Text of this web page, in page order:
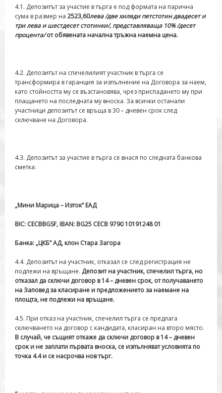
4.1. Депозитът за участие в търга е под формата на парична
сума в размер на 2523,60лева /две хиляди петстотин двадесет и
три лева и шестдесет стотинки/, представляваща 10% /десет
процента/от обявената начална тръжна наемна цена.
4.2. Депозитът на спечелилият участник в търга се
трансформира в гаранция за изпълнение на Договора за наем,
като стойността му се възстановява, чрез приспадането му при
плащането на последната му вноска. За всички останали
участници депозитът се връща в 30 – дневен срок след
сключване на Договора.
4.3. Депозитът за участие в търга се внася по следната банкова
сметка:
„Мини Марица – Изток“ ЕАД
BIC: CECBBGSF, IBAN: BG25 CECB 97901019124801
Банка: „ЦКБ” АД, клон Стара Загора
4.4. Депозитът на участник, отказал се след регистрация не
подлежи на връщане. Депозит на участник, спечелил търга, но
отказал да сключи договор в 14 – дневен срок, от получаването
на Заповед за класиране и предложението за наемане на
площта, не подлежи на връщане.
4.5. При отказ на участник, спечелил търга се предлага
сключването на договор с кандидата, класиран на второ място.
В случай, че същият откаже да сключи договор в 14 – дневен
срок и не заплати първата вноска, се изпълняват условията по
точка 4.4 и се насрочва нов търг.